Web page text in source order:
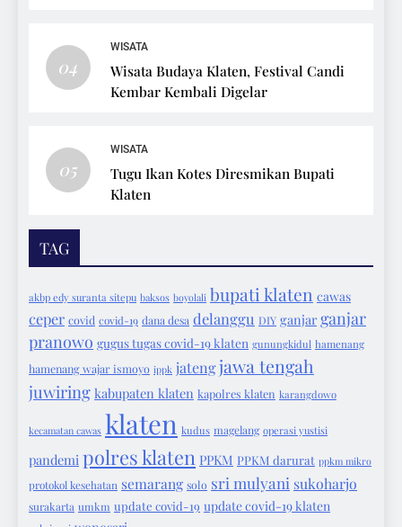
04
WISATA
Wisata Budaya Klaten, Festival Candi
Kembar Kembali Digelar
05
WISATA
Tugu Ikan Kotes Diresmikan Bupati
Klaten
TAG
akbp edy suranta sitepu baksos boyolali bupati klaten cawas
ceper covid covid-19 dana desa delanggu DIY ganjar ganjar
pranowo gugus tugas covid-19 klaten gunungkidul hamenang
hamenang wajar ismoyo ippk jatengjawa tengah
juwiring kabupaten klaten kapolres klaten karangdowo
kecamatan cawas klaten kudus magelang operasi yustisi
pandemi polres klaten PPKM PPKM darurat ppkm mikro
protokol kesehatan semarang solo sri mulyani sukoharjo
surakarta umkm update covid-19 update covid-19 klaten